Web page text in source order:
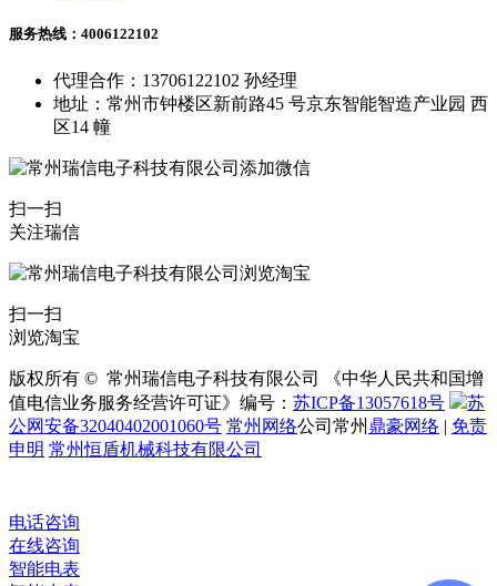
服务热线：4006122102
代理合作：13706122102 孙经理
地址：常州市钟楼区新前路45 号京东智能智造产业园 西
区14 幢
扫一扫
关注瑞信
扫一扫
浏览淘宝
版权所有 © 常州瑞信电子科技有限公司 《中华人民共和国增
值电信业务服务经营许可证》编号： 苏ICP备13057618号
苏
公网安备32040402001060号 常州网络公司常州 鼎豪网络 | 免责
申明 常州恒盾机械科技有限公司
电话咨询
在线咨询
智能电表